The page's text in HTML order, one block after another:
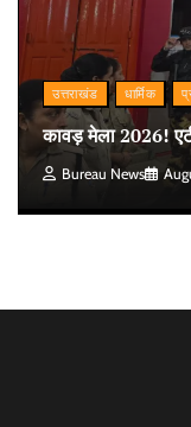
उत्तराखंड धार्मिक
कावड़ मेला 2026!
Bureau News